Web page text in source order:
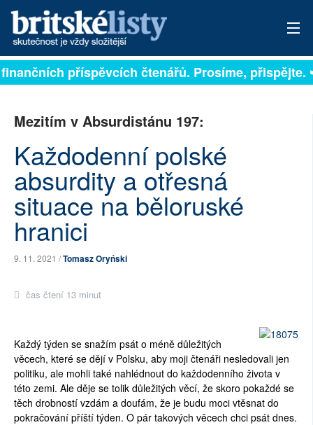
PŘIHLÁSIT
ROZHOVORY
TÉMATA
NEJČTENĚJŠÍ ZA 7 DNÍ
AUTOŘI
PŘÍSPĚVKY NA PROVOZ
RUBRIKY
PLNÁ VERZE STRÁNEK
příspěvcích čtenářů. Prosíme,
Mezitím v Absurdistánu 197:
Každodenní polské
absurdity a otřesná
situace na běloruské
hranici
9. 11. 2021 /Tomasz Oryński
čas čtení 13 minut
Každý týden se snažím psát o méně důležitých
věcech, které se dějí v Polsku, aby moji čtenáři nesledovali jen
politiku, ale mohli také nahlédnout do každodenního života v
této zemi. Ale děje se tolik důležitých věcí, že skoro pokaždé se
těch drobností vzdám a doufám, že je budu moci vtěsnat do
pokračování příští týden. O pár takových věcech chci psát dnes.